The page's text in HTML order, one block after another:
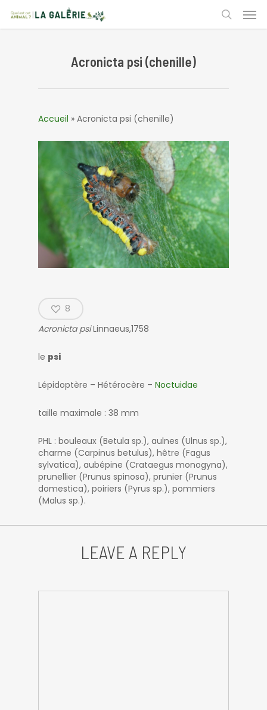
main
search
Acronicta psi (chenille)
Accueil » Acronicta psi (chenille)
8
Acronicta psiLinnaeus,1758
le psi
Lépidoptère – Hétérocère – Noctuidae
taille maximale : 38 mm
PHL : bouleaux (Betula sp.), aulnes (Ulnus sp.),
charme (Carpinus betulus), hêtre (Fagus
sylvatica), aubépine (Crataegus monogyna),
prunellier (Prunus spinosa), prunier (Prunus
domestica), poiriers (Pyrus sp.), pommiers
(Malus sp.).
LEAVE A REPLY